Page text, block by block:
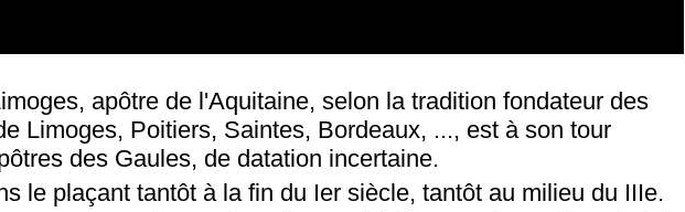
apôtre de l'Aquitaine, selon la tradition fondateur des
Limoges, Poitiers, Saintes, Bordeaux, ..., est à son tour
des Gaules, de datation incertaine.
le plaçant tantôt à la fin du Ier siècle, tantôt au milieu du IIIe.